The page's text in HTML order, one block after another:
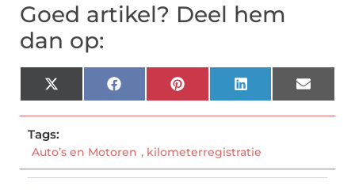
Goed artikel? Deel hem
dan op:
X
(Twitter)
FacebookPinterestLinkedInEmail
Tags:
Auto’s en Motoren , kilometerregistratie